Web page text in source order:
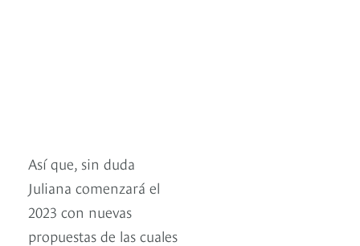
Así que, sin duda
Juliana comenzará el
2023 con nuevas
propuestas de las cuales